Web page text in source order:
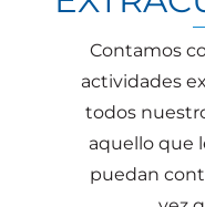
Contamos
actividades
todos
aquello que
puedan